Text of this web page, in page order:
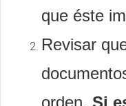
que éste
Revisar
orden. Si